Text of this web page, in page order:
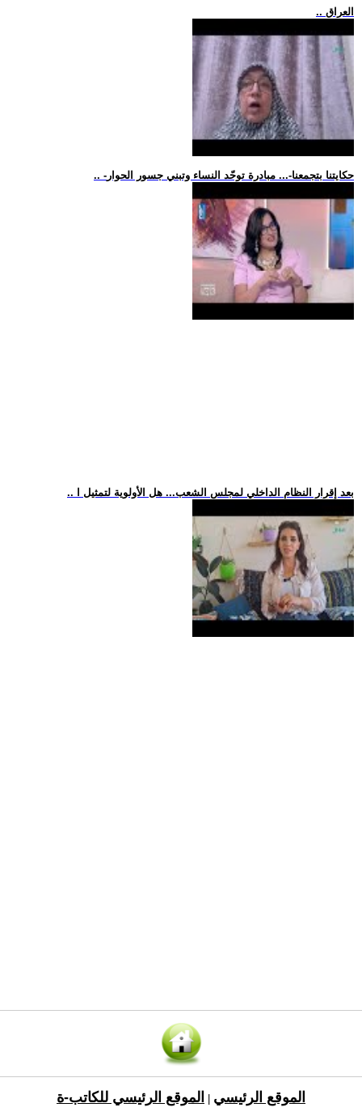
.. العراق
.. -حكايتنا بتجمعنا-... مبادرة توحّد النساء وتبني جسور الحوار
.. بعد إقرار النظام الداخلي لمجلس الشعب... هل الأولوية لتمثيل ا
الموقع الرئيسي الموقع الرئيسي للكاتب-ة